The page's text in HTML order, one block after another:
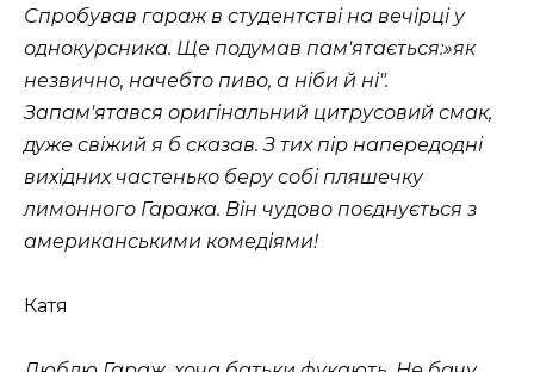
Спробував гараж в студентстві на вечірці у
однокурсника. Ще подумав пам'ятається:»як
незвично, начебто пиво, а ніби й ні".
Запам'ятався оригінальний цитрусовий смак,
дуже свіжий я б сказав. З тих пір напередодні
вихідних частенько беру собі пляшечку
лимонного Гаража. Він чудово поєднується з
американськими комедіями!
Катя